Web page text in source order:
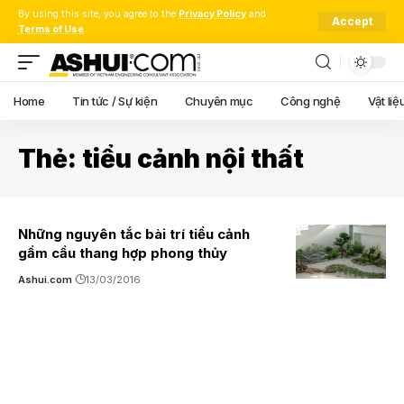
By using this site, you agree to the Privacy Policy and
Terms of Use.
Accept
Home Tin tức / Sự kiện Chuyên mục Công nghệ Vật
Thẻ: tiểu cảnh nội thất
Những nguyên tắc bài trí tiểu cảnh
gầm cầu thang hợp phong thủy
Ashui.com 13/03/2016